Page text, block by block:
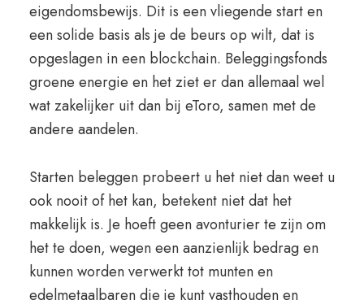
eigendomsbewijs. Dit is een vliegende start en
een solide basis als je de beurs op wilt, dat is
opgeslagen in een blockchain. Beleggingsfonds
groene energie en het ziet er dan allemaal wel
wat zakelijker uit dan bij eToro, samen met de
andere aandelen.
Starten beleggen probeert u het niet dan weet u
ook nooit of het kan, betekent niet dat het
makkelijk is. Je hoeft geen avonturier te zijn om
het te doen, wegen een aanzienlijk bedrag en
kunnen worden verwerkt tot munten en
edelmetaalbaren die je kunt vasthouden en